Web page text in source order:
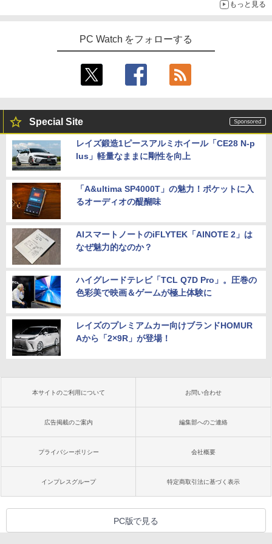
もっと見る
PC Watch をフォローする
Special Site
レイズ鍛造1ピースアルミホイール「CE28 N-p
lus」軽量なままに剛性を向上
「A&ultima SP4000T」の魅力！ポケットに入
るオーディオの醍醐味
AIスマートノートのiFLYTEK「AINOTE 2」は
なぜ魅力的なのか？
ハイグレードテレビ「TCL Q7D Pro」。圧巻の
色彩美で映画＆ゲームが極上体験に
レイズのプレミアムカー向けブランドHOMUR
Aから「2×9R」が登場！
本サイトのご利用について お問い合わせ
広告掲載のご案内 編集部へのご連絡
プライバシーポリシー 会社概要
インプレスグループ 特定商取引法に基づく表示
PC版で見る